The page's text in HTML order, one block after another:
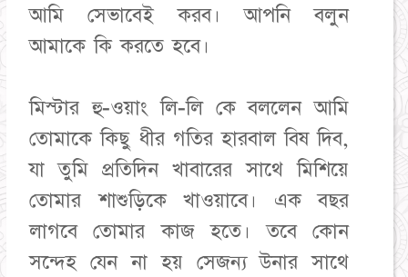
আমি সেভাবেই করব। আপনি বলুন
আমাকে কি করতে হবে।
মিস্টার হু-ওয়াং লি-লি কে বললেন আমি
তোমাকে কিছু ধীর গতির হারবাল বিষ দিব,
যা তুমি প্রতিদিন খাবারের সাথে মিশিয়ে
তোমার শাশুড়িকে খাওয়াবে। এক বছর
লাগবে তোমার কাজ হতে। তবে কোন
সন্দেহ যেন না হয় সেজন্য উনার সাথে